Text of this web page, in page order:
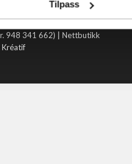
Tilpass
948 341 662) | Nettbutikk